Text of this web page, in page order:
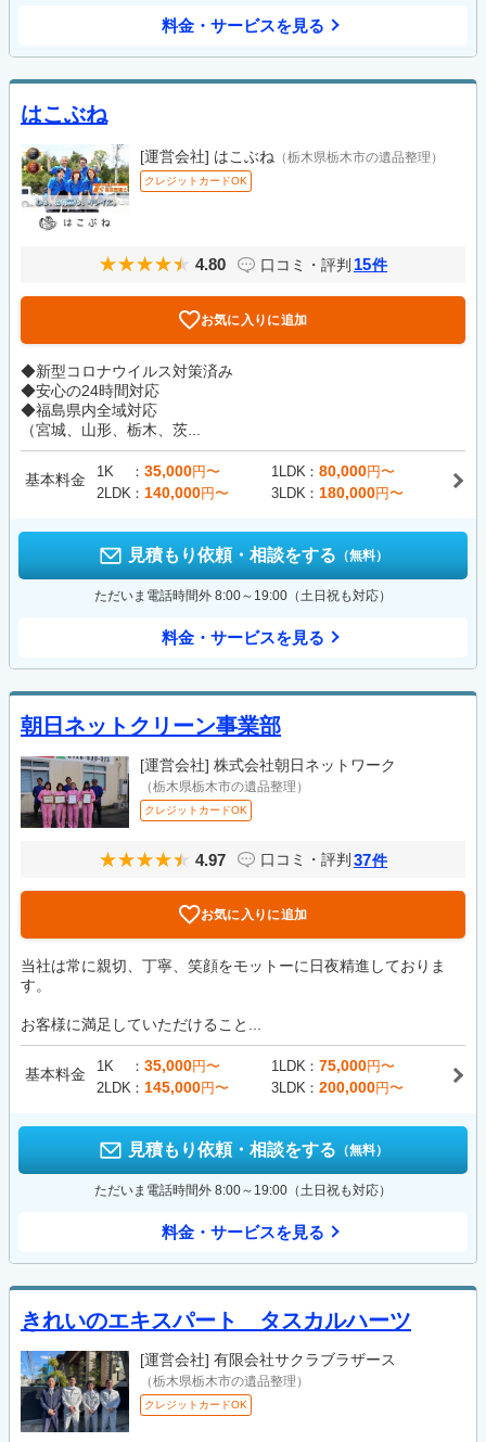
料金・サービスを見る
はこぶね
[運営会社] はこぶね （栃木県栃木市の遺品整理）
クレジットカードOK
4.80 口コミ・評判 15件
お気に入りに追加
◆新型コロナウイルス対策済み
◆安心の24時間対応
◆福島県内全域対応
（宮城、山形、栃木、茨...
基本料金 1K 35,000円〜 1LDK 80,000円〜
2LDK
140,000円〜 3LDK 180,000円〜
見積もり依頼・相談をする （無料）
ただいま電話時間外 8:00～19:00（土日祝も対応）
料金・サービスを見る
朝日ネットクリーン事業部
[運営会社] 株式会社朝日ネットワーク
（栃木県栃木市の遺品整理）
クレジットカードOK
4.97 口コミ・評判 37件
お気に入りに追加
当社は常に親切、丁寧、笑顔をモットーに日夜精進しておりま
す。
お客様に満足していただけること...
基本料金 1K 35,000円〜 1LDK 75,000円〜
2LDK
145,000円〜 3LDK 200,000円〜
見積もり依頼・相談をする （無料）
ただいま電話時間外 8:00～19:00（土日祝も対応）
料金・サービスを見る
きれいのエキスパート タスカルハーツ
[運営会社] 有限会社サクラブラザース
（栃木県栃木市の遺品整理）
クレジットカードOK